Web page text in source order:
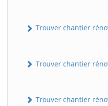
Trouver chantier
Trouver chantier
Trouver chantier